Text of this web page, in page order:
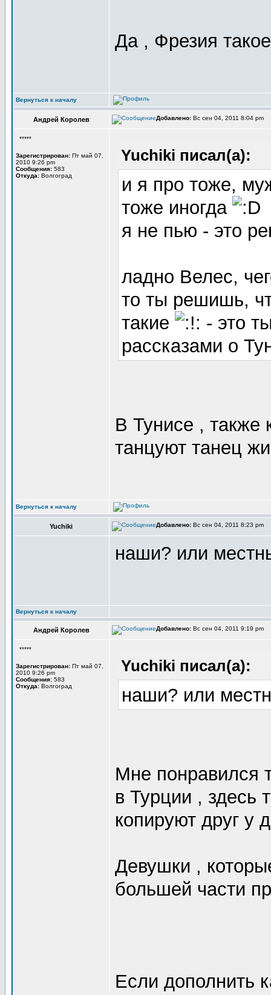
Да , Фрезия
Вернуться к началу
Андрей Королев Добавлено: Вс сен 04, 2011 8:04 pm
*****
Зарегистрирован: Пт май 07,
2010 9:26 pm
Сообщения: 583
Откуда: Волгоград
Yuchiki писал(а):
и я про тоже,
тоже иногда
я не пью - это
ладно Велес,
то ты решишь,
такие
- это
рассказами о
В Тунисе , также
танцуют танец
Вернуться к началу
Yuchiki Добавлено: Вс сен 04, 2011 8:23 pm
наши? или
Вернуться к началу
Андрей Королев Добавлено: Вс сен 04, 2011 9:19 pm
*****
Зарегистрирован: Пт май 07,
2010 9:26 pm
Сообщения: 583
Откуда: Волгоград
Yuchiki писал(а):
наши? или
Мне понравился
в Турции , здесь
копируют друг у
Девушки ,
большей части
Если дополнить